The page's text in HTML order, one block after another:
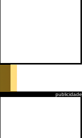
publicidade